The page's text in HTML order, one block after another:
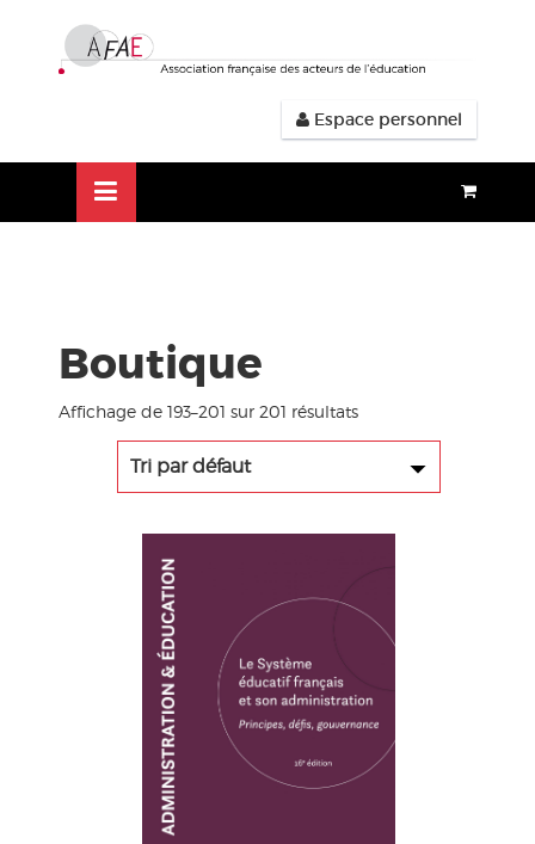
contenu
Espace personnel
Boutique
Affichage de 193–201 sur 201 résultats